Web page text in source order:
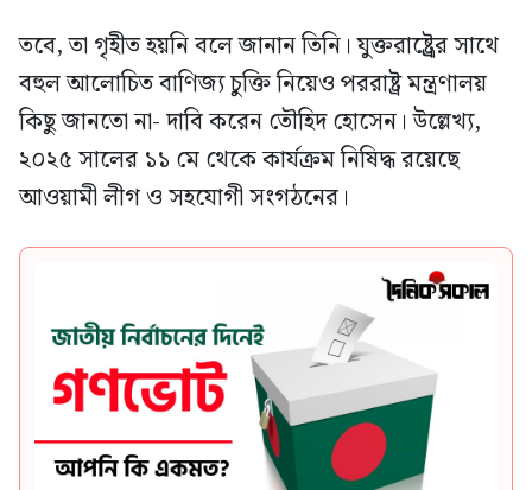
তবে, তা গৃহীত হয়নি বলে জানান তিনি। যুক্তরাষ্ট্র্রের সাথে
বহুল আলোচিত বাণিজ্য চুক্তি নিয়েও পররাষ্ট্র মন্ত্রণালয়
কিছু জানতো না- দাবি করেন তৌহিদ হোসেন। উল্লেখ্য,
২০২৫ সালের ১১ মে থেকে কার্যক্রম নিষিদ্ধ রয়েছে
আওয়ামী লীগ ও সহযোগী সংগঠনের।